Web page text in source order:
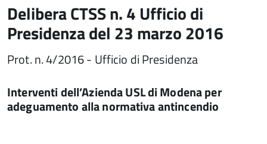
Delibera CTSS n. 4 Ufficio di
Presidenza del 23 marzo 2016
Prot. n. 4/2016 - Ufficio di Presidenza
Interventi dell’Azienda USL di Modena per
adeguamento alla normativa antincendio